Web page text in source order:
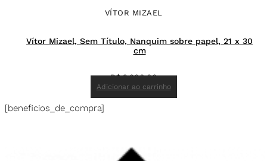
VÍTOR MIZAEL
Vítor Mizael, Sem Título, Nanquim sobre papel, 21 x 30
cm
R$2.900,00
Adicionar ao carrinho
[beneficios_de_compra]